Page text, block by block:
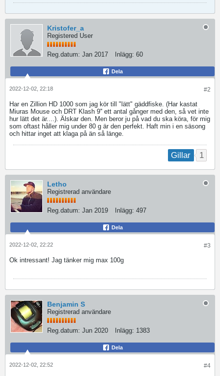
Kristofer_a
Registered User
Reg.datum: Jan 2017 Inlägg: 60
Dela
#2
2022-12-02, 22:18
Har en Zillion HD 1000 som jag kör till "lätt" gäddfiske. (Har kastat
Miuras Mouse och DRT Klash 9'' ett antal gånger med den, så vet inte
hur lätt det är....). Älskar den. Men beror ju på vad du ska köra, för mig
som oftast håller mig under 80 g är den perfekt. Haft min i en säsong
och hittar inget att klaga på än så länge.
Gillar 1
Letho
Registrerad användare
Reg.datum: Jan 2019 Inlägg: 497
Dela
#3
2022-12-02, 22:22
Ok intressant! Jag tänker mig max 100g
Benjamin S
Registrerad användare
Reg.datum: Jun 2020 Inlägg: 1383
Dela
#4
2022-12-02, 22:52